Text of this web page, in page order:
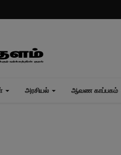
அரசியல் ஆவண காப்பகம்